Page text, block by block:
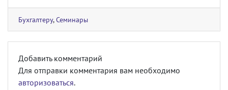
Бухгалтеру,Семинары
Добавить комментарий
Для отправки комментария вам необходимо
авторизоваться.